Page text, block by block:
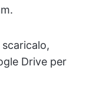
Drive per